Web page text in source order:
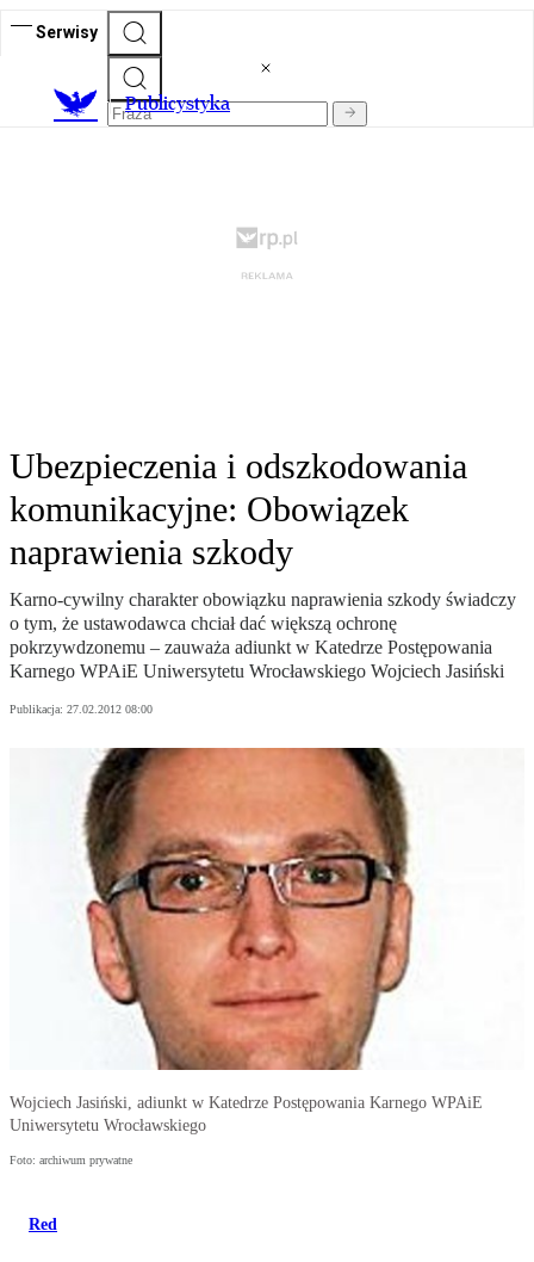
Serwisy
Publicystyka
Ubezpieczenia i odszkodowania
komunikacyjne: Obowiązek
naprawienia szkody
Karno-cywilny charakter obowiązku naprawienia szkody świadczy
o tym, że ustawodawca chciał dać większą ochronę
pokrzywdzonemu – zauważa adiunkt w Katedrze Postępowania
Karnego WPAiE Uniwersytetu Wrocławskiego Wojciech Jasiński
Publikacja: 27.02.2012 08:00
Wojciech Jasiński, adiunkt w Katedrze Postępowania Karnego WPAiE
Uniwersytetu Wrocławskiego
Foto: archiwum prywatne
Red